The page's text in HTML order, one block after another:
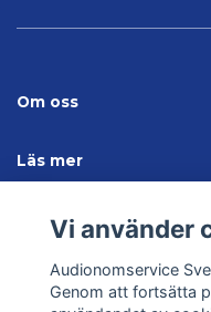
Om oss
Läs mer
Sociala medier
Kontakta oss
Vi använder
Audionomservice
Genom att fortsätta